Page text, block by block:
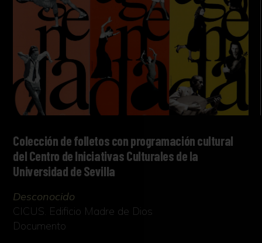
Colección de folletos con programación cultural
del Centro de Iniciativas Culturales de la
Universidad de Sevilla
Desconocido
CICUS. Edificio Madre de Dios
Documento